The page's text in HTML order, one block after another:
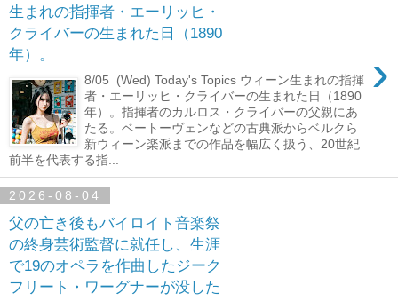
生まれの指揮者・エーリッヒ・
クライバーの生まれた日（1890
年）。
›
8/05 (Wed) Today's Topics ウィーン生まれの指揮
者・エーリッヒ・クライバーの生まれた日（1890
年）。指揮者のカルロス・クライバーの父親にあ
たる。ベートーヴェンなどの古典派からベルクら
新ウィーン楽派までの作品を幅広く扱う、20世紀
前半を代表する指...
2026-08-04
父の亡き後もバイロイト音楽祭
の終身芸術監督に就任し、生涯
で19のオペラを作曲したジーク
フリート・ワーグナーが没した